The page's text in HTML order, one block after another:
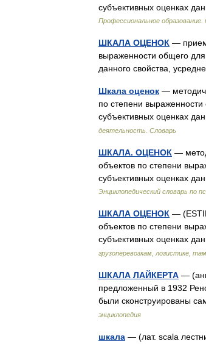
субъективных оценках
Профессиональное образование.
ШКАЛА ОЦЕНОК —
выраженности общего
данного свойства,
Шкала оценок —
по степени
субъективных оценках
деятельность. Словарь
ШКАЛА. ОЦЕНОК —
объектов по степени
субъективных оценках
Энциклопедический словарь по
ШКАЛА ОЦЕНОК —
объектов по степени
субъективных оценках
грузоперевозкам, логистике,
ШКАЛА ЛАЙКЕРТА —
предложенный в 1932
были сконструированы
энциклопедия
шкала — (лат. scala